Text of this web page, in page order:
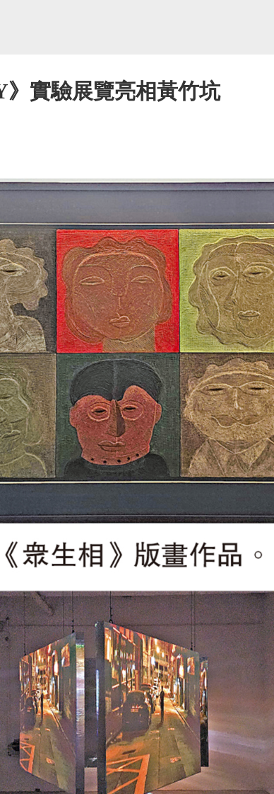
》實驗展覽亮相黃竹坑